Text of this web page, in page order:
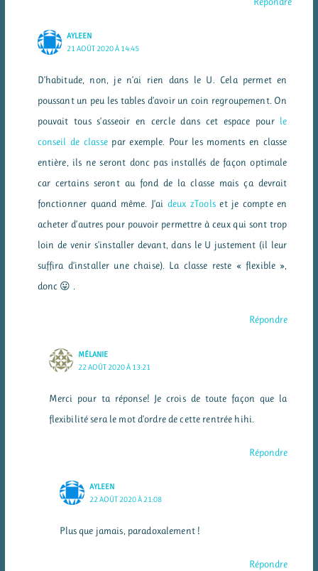
AYLEEN
21 AOÛT 2020 À 14:45
D’habitude, non, je n’ai rien dans le U. Cela permet en
poussant un peu les tables d’avoir un coin regroupement. On
pouvait tous s’asseoir en cercle dans cet espace pour le
conseil de classepar exemple. Pour les moments en classe
entière, ils ne seront donc pas installés de façon optimale
car certains seront au fond de la classe mais ça devrait
fonctionner quand même. J’aideux zToolset je compte en
acheter d’autres pour pouvoir permettre à ceux qui sont trop
loin de venir s’installer devant, dans le U justement (il leur
suffira d’installer une chaise). La classe reste « flexible »,
donc 😛 .
Répondre
MÉLANIE
22 AOÛT 2020 À 13:21
Merci pour ta réponse! Je crois de toute façon que la
flexibilité sera le mot d’ordre de cette rentrée hihi.
Répondre
AYLEEN
22 AOÛT 2020 À 21:08
Plus que jamais, paradoxalement !
Répondre